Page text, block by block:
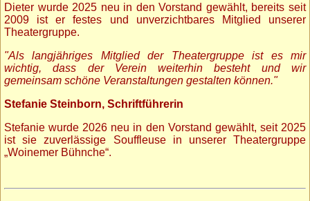
Dieter wurde 2025 neu in den Vorstand gewählt, bereits seit
2009 ist er festes und unverzichtbares Mitglied unserer
Theatergruppe.
"Als langjähriges Mitglied der Theatergruppe ist es mir
wichtig, dass der Verein weiterhin besteht und wir
gemeinsam schöne Veranstaltungen gestalten können."
Stefanie Steinborn, Schriftführerin
Stefanie wurde 2026 neu in den Vorstand gewählt, seit 2025
ist sie zuverlässige Souffleuse in unserer Theatergruppe
„Woinemer Bühnche“.